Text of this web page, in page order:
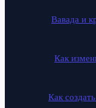
Вавада и
Как
Как